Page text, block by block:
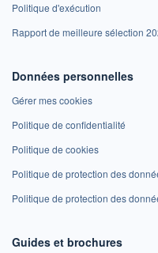
Politique d'exécution
Rapport de meilleure sélection
Données personnelles
Gérer mes cookies
Politique de confidentialité
Politique de cookies
Politique de protection des
Politique de protection des
Guides et brochures